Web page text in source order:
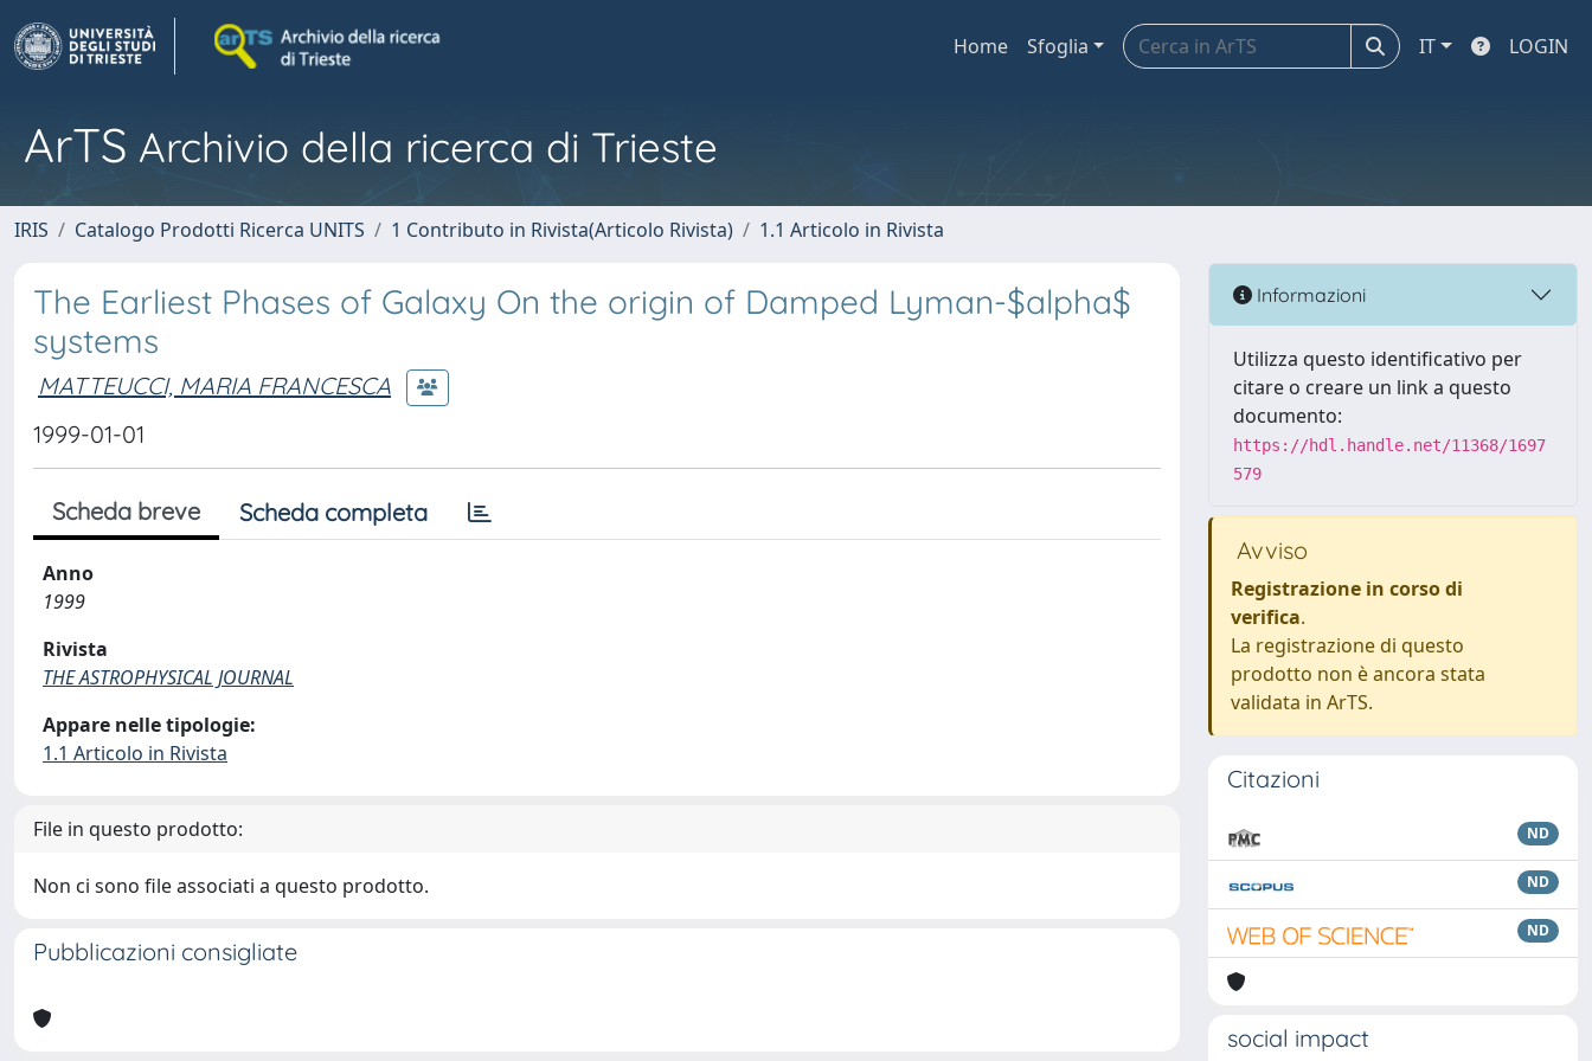
Home Sfoglia IT LOGIN
ArTS Archivio della ricerca di Trieste
IRIS Catalogo Prodotti Ricerca UNITS 1 Contributo in Rivista(Articolo Rivista) 1.1 Articolo in Rivista
The Earliest Phases of Galaxy On the origin of Damped Lyman-$alpha$
systems
MATTEUCCI, MARIA FRANCESCA
1999-01-01
Scheda breve Scheda completa
Anno
1999
Rivista
THE ASTROPHYSICAL JOURNAL
Appare nelle tipologie:
1.1 Articolo in Rivista
File in questo prodotto:
Non ci sono file associati a questo prodotto.
Pubblicazioni consigliate
Informazioni
Utilizza questo identificativo per
citare o creare un link a questo
documento:
https://hdl.handle.net/11368/1697
579
Avviso
Registrazione in corso di
verifica.
La registrazione di questo
prodotto non è ancora stata
validata in ArTS.
Citazioni
ND
ND
ND
social impact